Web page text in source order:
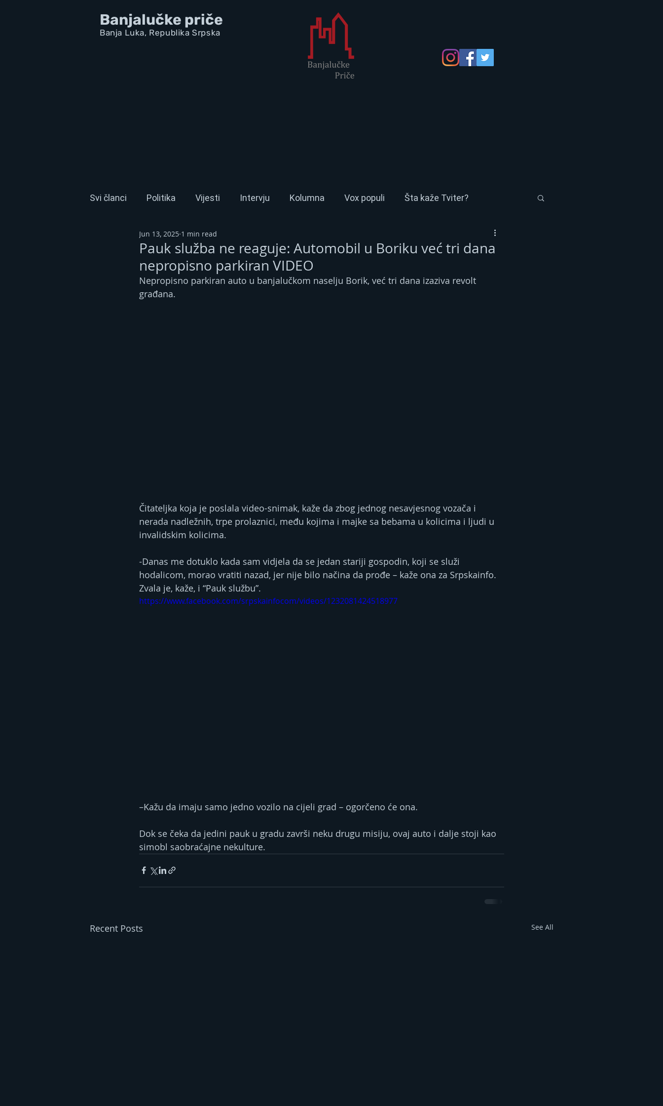
Banjalučke priče
Banja Luka, Republika Srpska
Svi članci Politika Vijesti Intervju Kolumna Vox populi Šta kaže Tviter?
Pauk služba ne reaguje: Automobil u Boriku već tri dana
nepropisno parkiran VIDEO
Jun 13, 2025 1 min read
Nepropisno parkiran auto u banjalučkom naselju Borik, već tri dana izaziva revolt
građana.
Čitateljka koja je poslala video-snimak, kaže da zbog jednog nesavjesnog vozača i
nerada nadležnih, trpe prolaznici, među kojima i majke sa bebama u kolicima i ljudi u
invalidskim kolicima.
-Danas me dotuklo kada sam vidjela da se jedan stariji gospodin, koji se služi
hodalicom, morao vratiti nazad, jer nije bilo načina da prođe – kaže ona za Srpskainfo.
Zvala je, kaže, i “Pauk službu”.
https://www.facebook.com/srpskainfocom/videos/1232081424518977
–Kažu da imaju samo jedno vozilo na cijeli grad – ogorčeno će ona.
Dok se čeka da jedini pauk u gradu završi neku drugu misiju, ovaj auto i dalje stoji kao
simobl saobraćajne nekulture.
Recent Posts See All